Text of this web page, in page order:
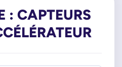
: CAPTEURS